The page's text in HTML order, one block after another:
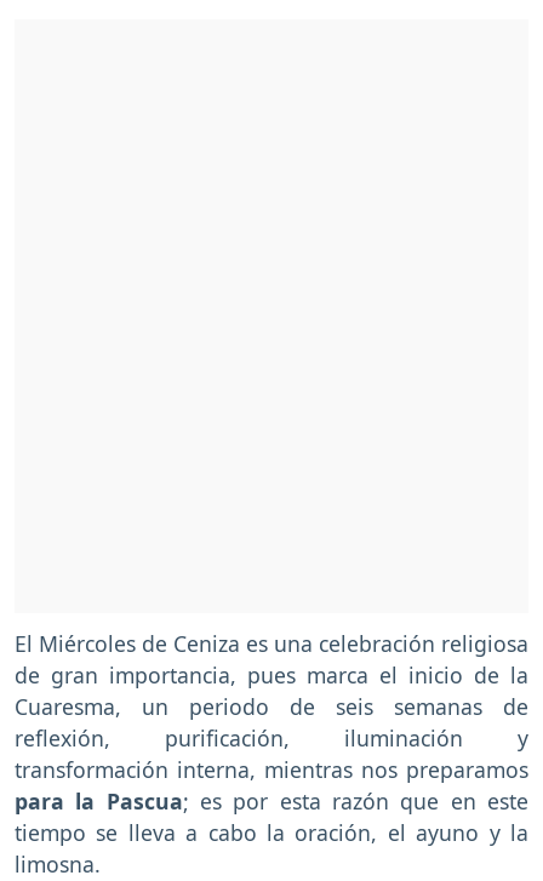
El Miércoles de Ceniza es una celebración religiosa
de gran importancia, pues marca el inicio de la
Cuaresma, un periodo de seis semanas de
reflexión, purificación, iluminación y
transformación interna, mientras nos preparamos
para la Pascua; es por esta razón que en este
tiempo se lleva a cabo la oración, el ayuno y la
limosna.